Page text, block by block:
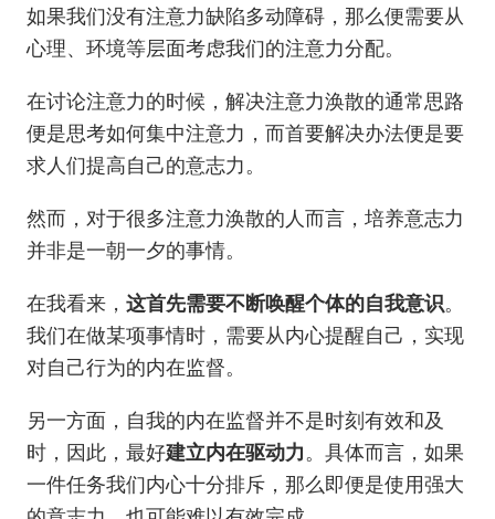
如果我们没有注意力缺陷多动障碍，那么便需要从
心理、环境等层面考虑我们的注意力分配。
在讨论注意力的时候，解决注意力涣散的通常思路
便是思考如何集中注意力，而首要解决办法便是要
求人们提高自己的意志力。
然而，对于很多注意力涣散的人而言，培养意志力
并非是一朝一夕的事情。
在我看来， 这首先需要不断唤醒个体的自我意识。
我们在做某项事情时，需要从内心提醒自己，实现
对自己行为的内在监督。
另一方面，自我的内在监督并不是时刻有效和及
时，因此，最好建立内在驱动力。具体而言，如果
一件任务我们内心十分排斥，那么即便是使用强大